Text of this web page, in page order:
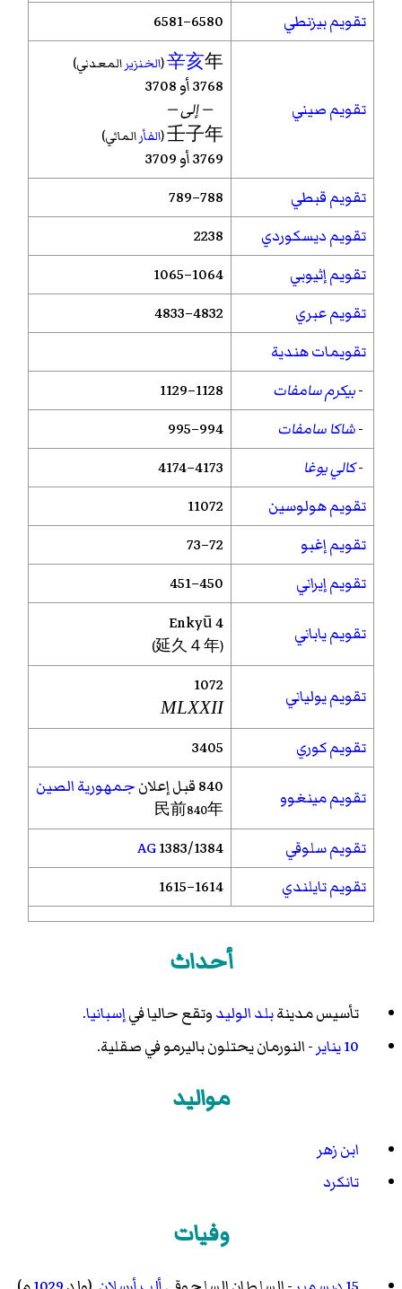
تقويم بيزنطي
6580–6581
تقويم صيني
辛亥年
(الخنزير المعدني)
3768 أو 3708
— إلى —
壬子年
(الفأر المائي)
3769 أو 3709
تقويم قبطي
788–789
تقويم ديسكوردي
2238
تقويم إثيوبي
1064–1065
تقويم عبري
4832–4833
تقويمات هندية
-بيكرم سامفات
1128–1129
-شاكا سامفات
994–995
-كالي يوغا
4173–4174
تقويم هولوسين
11072
تقويم إغبو
72–73
تقويم إيراني
450–451
تقويم ياباني Enkyū4
(延久４年)
تقويم يولياني 1072
MLXXII
تقويم كوري 3405
تقويم مينغوو 840 قبل إعلان جمهورية الصين
民前840年
تقويم سلوقي 1383/1384
AG
تقويم تايلندي
1614–1615
أحداث
تأسيس مدينةبلد الوليدوتقع حاليا فيإسبانيا.
10 يناير
- النورمان يحتلون باليرمو في صقلية.
مواليد
ابن زهر
تانكرد
وفيات